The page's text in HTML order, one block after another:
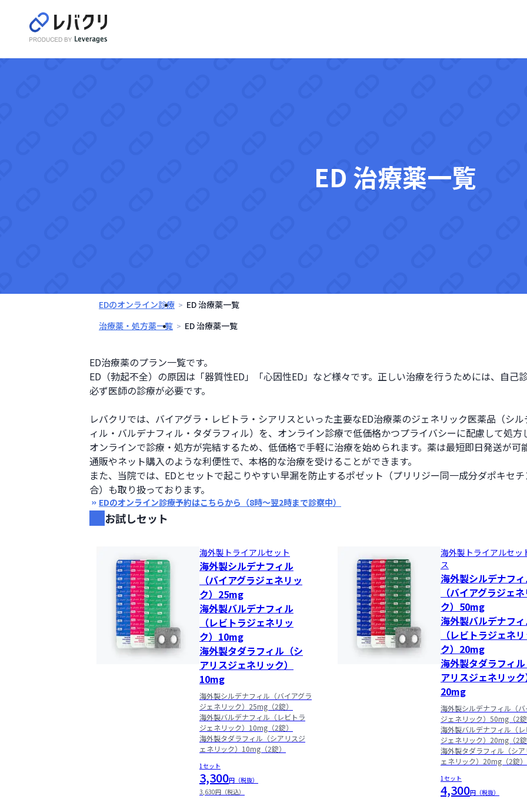
ED 治療薬一覧
EDのオンライン診療
ED 治療薬一覧
治療薬・処方薬一覧
ED 治療薬一覧
ED治療薬のプラン一覧です。
ED（勃起不全）の原因は「器質性ED」「心因性ED」など様々です。正しい治療を行うためには、自己
必ず医師の診療が必要です。
レバクリでは、バイアグラ・レビトラ・シアリスといった主要なED治療薬のジェネリック医薬品（シル
ィル・バルデナフィル・タダラフィル）を、オンライン診療で低価格かつプライバシーに配慮して処方
オンラインで診療・処方が完結するため、低価格で手軽に治療を始められます。薬は最短即日発送が可能
通販やネット購入のような利便性で、本格的な治療を受けることができます。
また、当院では、EDとセットで起こりやすい早漏を防止するポゼット（プリリジー同一成分ダポキセ
合）も取り扱っております。
EDのオンライン診療予約はこちらから（8時〜翌2時まで診察中）
お試しセット
海外製トライアルセット
海外製シルデナフィル
（バイアグラジェネリッ
ク）25mg
海外製バルデナフィル
（レビトラジェネリッ
ク）10mg
海外製タダラフィル（シ
アリスジェネリック）
10mg
海外製シルデナフィル（バイアグラ
ジェネリック）25mg（2錠）
海外製バルデナフィル（レビトラ
ジェネリック）10mg（2錠）
海外製タダラフィル（シアリスジ
ェネリック）10mg（2錠）
1セット
3,300円（税抜）
3,630円（税込）
海外製トライアルセッ
ス
海外製シルデナフ
（バイアグラジェ
ク）50mg
海外製バルデナフ
（レビトラジェネ
ク）20mg
海外製タダラフィ
アリスジェネリック
20mg
海外製シルデナフィル（バ
ジェネリック）50mg（2錠
海外製バルデナフィル（レ
ジェネリック）20mg（2錠
海外製タダラフィル（シア
ェネリック）20mg（2錠）
1セット
4,300円（税抜）